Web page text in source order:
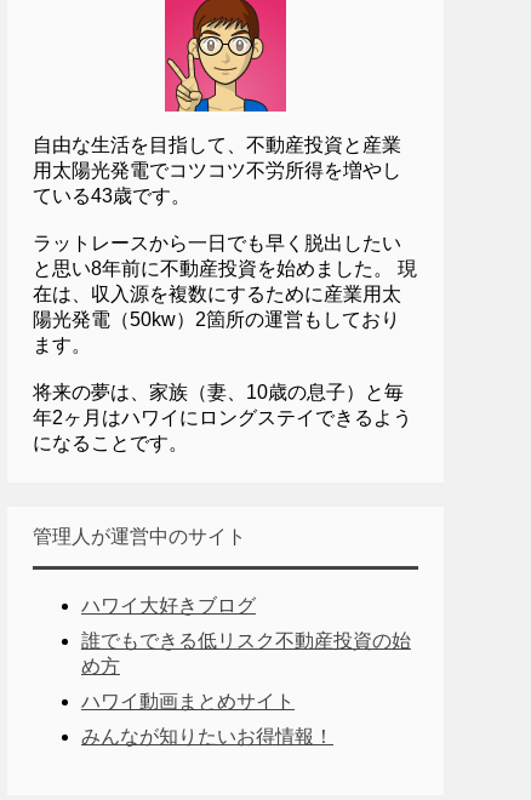
自由な生活を目指して、不動産投資と産業
用太陽光発電でコツコツ不労所得を増やし
ている43歳です。
ラットレースから一日でも早く脱出したい
と思い8年前に不動産投資を始めました。 現
在は、収入源を複数にするために産業用太
陽光発電（50kw）2箇所の運営もしており
ます。
将来の夢は、家族（妻、10歳の息子）と毎
年2ヶ月はハワイにロングステイできるよう
になることです。
管理人が運営中のサイト
ハワイ大好きブログ
誰でもできる低リスク不動産投資の始
め方
ハワイ動画まとめサイト
みんなが知りたいお得情報！